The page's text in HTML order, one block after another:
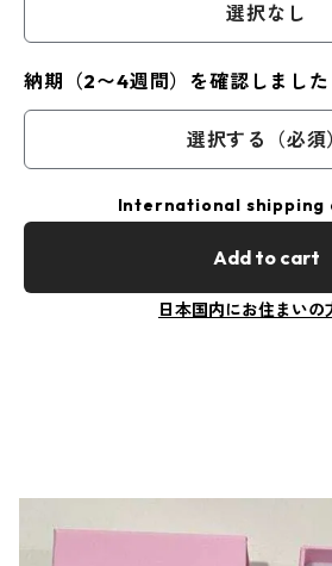
選択なし
納期（2〜4週間）を確認しました
選択する（必須
International shipping
Add to cart
日本国内にお住まいの